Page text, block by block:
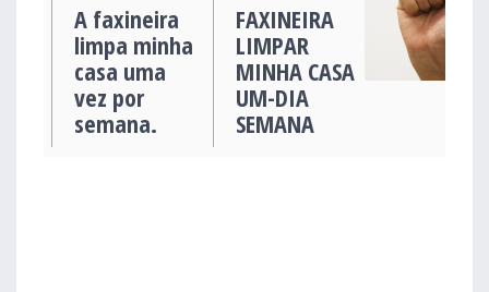
A faxineira
limpa minha
casa uma
vez por
semana.
FAXINEIRA
LIMPAR
MINHA CASA
UM-DIA
SEMANA